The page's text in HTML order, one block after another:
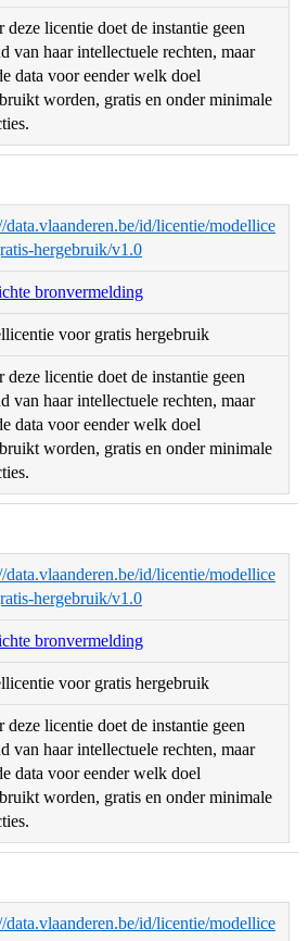
deze licentie doet de instantie geen
van haar intellectuele rechten, maar
data voor eender welk doel
worden, gratis en onder minimale
data.vlaanderen.be/id/licentie/modellice
hergebruik/v1.0
bronvermelding
voor gratis hergebruik
deze licentie doet de instantie geen
van haar intellectuele rechten, maar
data voor eender welk doel
worden, gratis en onder minimale
data.vlaanderen.be/id/licentie/modellice
hergebruik/v1.0
bronvermelding
voor gratis hergebruik
deze licentie doet de instantie geen
van haar intellectuele rechten, maar
data voor eender welk doel
worden, gratis en onder minimale
data.vlaanderen.be/id/licentie/modellice